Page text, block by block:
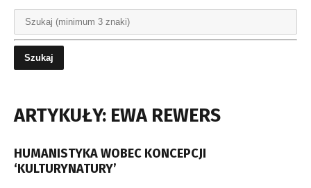
ARTYKUŁY: EWA REWERS
HUMANISTYKA WOBEC KONCEPCJI
‘KULTURYNATURY’